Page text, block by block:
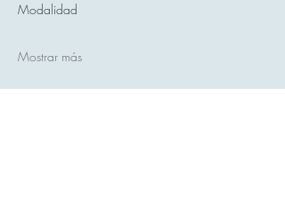
Modalidad
Mostrar más